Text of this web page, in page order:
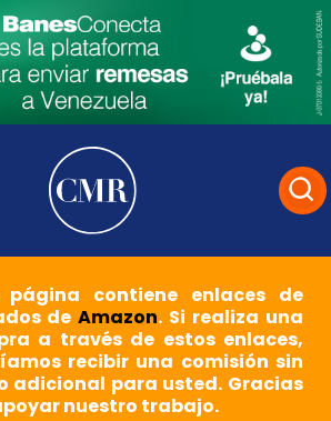
página contiene enlaces de
deAmazon. Si realiza una
a través de estos enlaces,
recibir una comisión sin
adicional para usted. Gracias
nuestro trabajo.